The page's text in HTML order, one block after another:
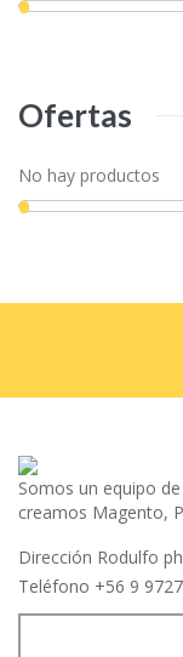
Ofertas
No hay productos
Somos un equipo
creamos Magento,
Dirección Rodulfo
Teléfono +56 9